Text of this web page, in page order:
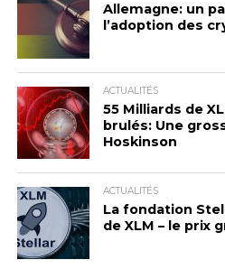
Allemagne: un
l’adoption des
ACTUALITÉS
55 Milliards de
brulés: Une
Hoskinson
ACTUALITÉS
La fondation
de XLM – le prix